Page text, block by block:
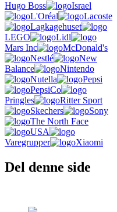
Hugo Boss
Israel
L'Oréal
Lacoste
Lagkagehuset
LEGO
Lidl
Mars Inc
McDonald's
Nestlé
New
Balance
Nintendo
Nutella
Pepsi
PepsiCo
Pringles
Ritter Sport
Skechers
Sony
The North Face
USA
Varegrupper
Xiaomi
Del denne side